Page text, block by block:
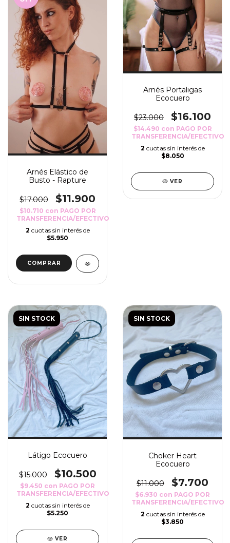
Arnés Elástico de
Busto - Rapture
$17.000 $11.900
$10.710 con PAGO POR
TRANSFERENCIA/EFECTIVO
2 cuotas sin interés de
$5.950
COMPRAR
Arnés Portaligas
Ecocuero
$23.000 $16.100
$14.490 con PAGO POR
TRANSFERENCIA/EFECTIVO
2 cuotas sin interés de
$8.050
VER
SIN STOCK
Látigo Ecocuero
$15.000 $10.500
$9.450 con PAGO POR
TRANSFERENCIA/EFECTIVO
2 cuotas sin interés de
$5.250
VER
SIN STOCK
Choker Heart
Ecocuero
$11.000 $7.700
$6.930 con PAGO POR
TRANSFERENCIA/EFECTIVO
2 cuotas sin interés de
$3.850